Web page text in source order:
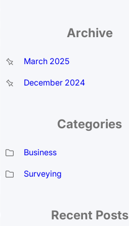
Archive
March 2025
December 2024
Categories
Business
Surveying
Recent Posts